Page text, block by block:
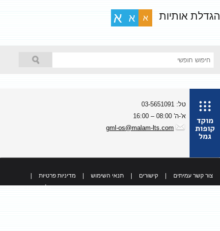
אותיות א א א
טל: 03-5651091
א'-ה' 08:00 – 16:00
gml-os@malam-lts.com
צור קשר עמיתים קישורים תנאי השימוש מדיניות פרטיות
כל הזכויות שמורות